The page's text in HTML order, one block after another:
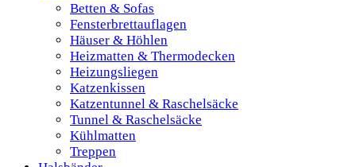
Betten & Sofas
Fensterbrettauflagen
Häuser & Höhlen
Heizmatten & Thermodecken
Heizungsliegen
Katzenkissen
Katzentunnel & Raschelsäcke
Tunnel & Raschelsäcke
Kühlmatten
Treppen